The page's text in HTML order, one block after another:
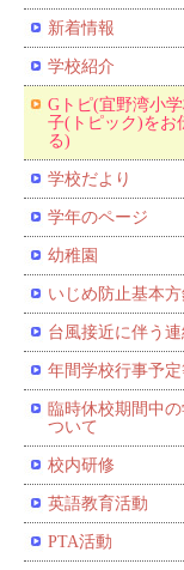
新着情報
学校紹介
Gトピ(宜野湾小
子(トピック)をお
る)
学校だより
学年のページ
幼稚園
いじめ防止基本
台風接近に伴う
年間学校行事予
臨時休校期間中
ついて
校内研修
英語教育活動
PTA活動